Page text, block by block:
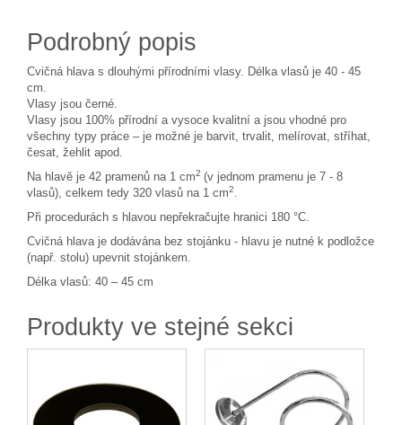
Podrobný popis
Cvičná hlava s dlouhými přírodními vlasy. Délka vlasů je 40 - 45
cm.
Vlasy jsou černé.
Vlasy jsou 100% přírodní a vysoce kvalitní a jsou vhodné pro
všechny typy práce – je možné je barvit, trvalit, melírovat, stříhat,
česat, žehlit apod.
Na hlavě je 42 pramenů na 1 cm2 (v jednom pramenu je 7 - 8
vlasů), celkem tedy 320 vlasů na 1 cm2
Při procedurách s hlavou nepřekračujte hranici 180 °C.
Cvičná hlava je dodávána bez stojánku - hlavu je nutné k podložce
(např. stolu) upevnit stojánkem.
Délka vlasů: 40 – 45 cm
Produkty ve stejné sekci